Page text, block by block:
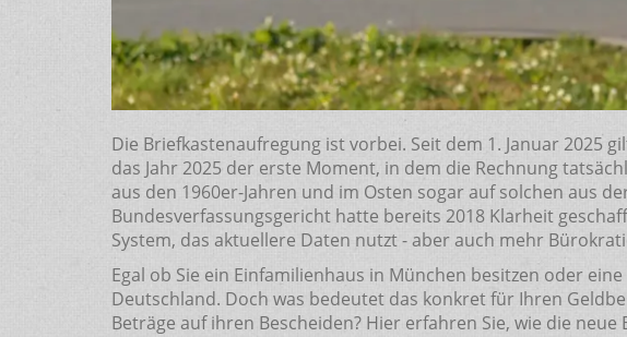
Die Briefkastenaufregung ist vorbei. Seit dem 1. Januar 2025
das Jahr 2025 der erste Moment, in dem die Rechnung
aus den 1960er-Jahren und im Osten sogar auf solchen aus
Bundesverfassungsgericht hatte bereits 2018 Klarheit
System, das aktuellere Daten nutzt - aber auch mehr
Egal ob Sie ein Einfamilienhaus in München besitzen oder
Deutschland. Doch was bedeutet das konkret für Ihren
Beträge auf ihren Bescheiden? Hier erfahren Sie, wie die